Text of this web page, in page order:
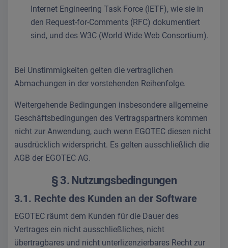
Internet Engineering Task Force (IETF), wie sie in
den Request-for-Comments (RFC) dokumentiert
sind, und des W3C (World Wide Web Consortium).
Bei Unstimmigkeiten gelten die vertraglichen
Abmachungen in der vorstehenden Reihenfolge.
Weitergehende Bedingungen insbesondere allgemeine
Geschäftsbedingungen des Vertragspartners kommen
nicht zur Anwendung, auch wenn EGOTEC diesen nicht
ausdrücklich widerspricht. Es gelten ausschließlich die
AGB der EGOTEC AG.
§ 3. Nutzungsbedingungen
3.1. Rechte des Kunden an der Software
EGOTEC räumt dem Kunden für die Dauer des
Vertrages ein nicht ausschließliches, nicht
übertragbares und nicht unterlizenzierbares Recht zur